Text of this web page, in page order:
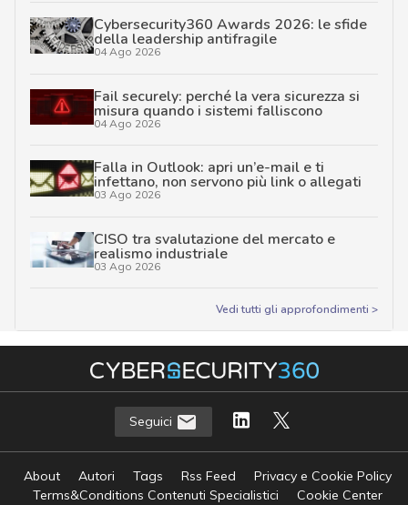
Cybersecurity360 Awards 2026: le sfide
della leadership antifragile
04 Ago 2026
Fail securely: perché la vera sicurezza si
misura quando i sistemi falliscono
04 Ago 2026
Falla in Outlook: apri un’e-mail e ti
infettano, non servono più link o allegati
03 Ago 2026
CISO tra svalutazione del mercato e
realismo industriale
03 Ago 2026
Vedi tutti gli approfondimenti >
Seguici
About Autori Tags Rss Feed
Privacy e Cookie Policy
Terms&Conditions Contenuti Specialistici
Cookie Center